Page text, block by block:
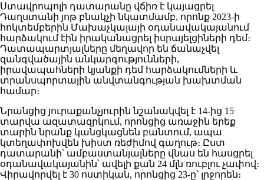
Ստավրոպոլի դատարանը վճիռ է կայացրել
Դաղստանի յոթ բնակչի նկատմամբ, որոնք 2023-ի
հոկտեմբերին Մախաչկալայի օդանավակայանում
հարձակում էին իրականացրել իսրայելցիների դեմ։
Դատապարտյալները մեղավոր են ճանաչվել
զանգվածային անկարգությունների,
իրավապահների կյանքի դեմ հարձակումների և
տրանսպորտային անվտանգության խախտման
համար։
Նրանցից յուրաքանչյուրին նշանակվել է 14-ից 15
տարվա ազատազրկում, որոնցից առաջին երեք
տարին նրանք կանցկացնեն բանտում, ապա
կտեղափոխվեն խիստ ռեժիմով գաղութ։ Ըստ
դատարանի՝ ամբաստանյալները վնաս են հասցրել
օդանավակայանին՝ ավելի քան 24 մլն ռուբլու չափով։
Վիրավորվել է 30 ոստիկան, որոնցից 23-ը՝ լրջորեն։